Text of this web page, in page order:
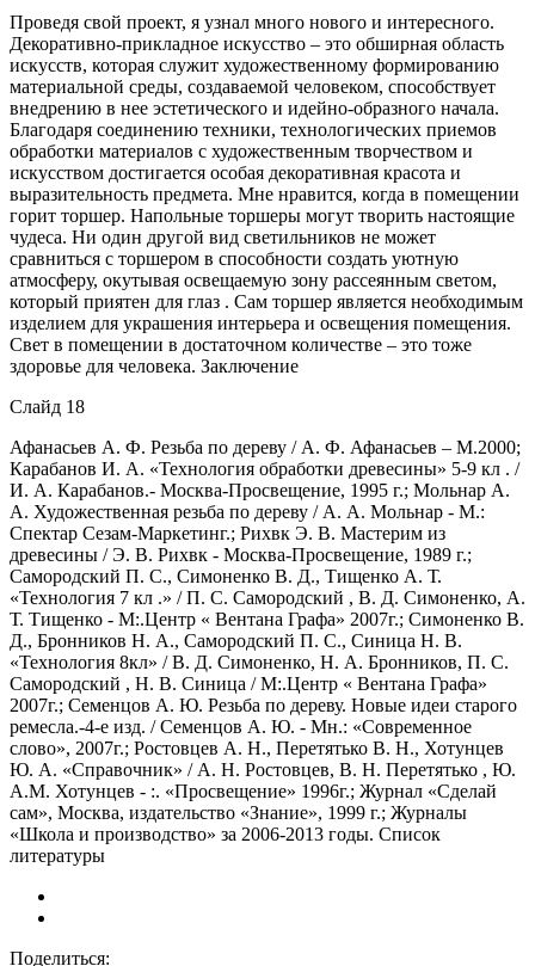
Проведя свой проект, я узнал много нового и интересного.
Декоративно-прикладное искусство – это обширная область
искусств, которая служит художественному формированию
материальной среды, создаваемой человеком, способствует
внедрению в нее эстетического и идейно-образного начала.
Благодаря соединению техники, технологических приемов
обработки материалов с художественным творчеством и
искусством достигается особая декоративная красота и
выразительность предмета. Мне нравится, когда в помещении
горит торшер. Напольные торшеры могут творить настоящие
чудеса. Ни один другой вид светильников не может
сравниться с торшером в способности создать уютную
атмосферу, окутывая освещаемую зону рассеянным светом,
который приятен для глаз . Сам торшер является необходимым
изделием для украшения интерьера и освещения помещения.
Свет в помещении в достаточном количестве – это тоже
здоровье для человека. Заключение
Слайд 18
Афанасьев А. Ф. Резьба по дереву / А. Ф. Афанасьев – М.2000;
Карабанов И. А. «Технология обработки древесины» 5-9 кл . /
И. А. Карабанов.- Москва-Просвещение, 1995 г.; Мольнар А.
А. Художественная резьба по дереву / А. А. Мольнар - М.:
Спектар Сезам-Маркетинг.; Рихвк Э. В. Мастерим из
древесины / Э. В. Рихвк - Москва-Просвещение, 1989 г.;
Самородский П. С., Симоненко В. Д., Тищенко А. Т.
«Технология 7 кл .» / П. С. Самородский , В. Д. Симоненко, А.
Т. Тищенко - М:.Центр « Вентана Графа» 2007г.; Симоненко В.
Д., Бронников Н. А., Самородский П. С., Синица Н. В.
«Технология 8кл» / В. Д. Симоненко, Н. А. Бронников, П. С.
Самородский , Н. В. Синица / М:.Центр « Вентана Графа»
2007г.; Семенцов А. Ю. Резьба по дереву. Новые идеи старого
ремесла.-4-е изд. / Семенцов А. Ю. - Мн.: «Современное
слово», 2007г.; Ростовцев А. Н., Перетятько В. Н., Хотунцев
Ю. А. «Справочник» / А. Н. Ростовцев, В. Н. Перетятько , Ю.
А.М. Хотунцев - :. «Просвещение» 1996г.; Журнал «Сделай
сам», Москва, издательство «Знание», 1999 г.; Журналы
«Школа и производство» за 2006-2013 годы. Список
литературы
Поделиться: